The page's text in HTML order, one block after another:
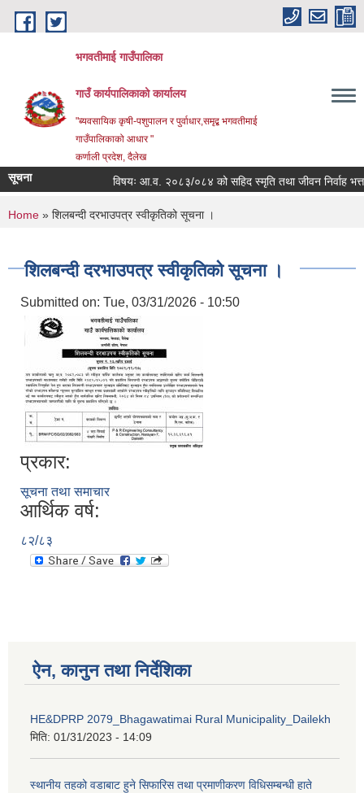
Skip to main content
भगवतीमाई गाउँपालिका
गाउँ कार्यपालिकाको कार्यालय
"ब्यवसायिक कृषी-पशुपालन र पुर्वाधार,समृद्ब भगवतीमाई
गाउँपालिकाको आधार "
कर्णाली प्रदेश, दैलेख
सूचना विषयः आ.व. २०८३/०८४ को सहिद स्मृति तथा जीवन निर्वाह भत्ता
You are here
Home » शिलबन्दी दरभाउपत्र स्वीकृतिको सूचना ।
शिलबन्दी दरभाउपत्र स्वीकृतिको सूचना ।
Submitted on: Tue, 03/31/2026 - 10:50
प्रकार:
सूचना तथा समाचार
आर्थिक वर्ष:
८२/८३
ऐन, कानुन तथा निर्देशिका
HE&DPRP 2079_Bhagawatimai Rural Municipality_Dailekh
मिति: 01/31/2023 - 14:09
स्थानीय तहको वडाबाट हुने सिफारिस तथा प्रमाणीकरण विधिसम्बन्धी हाते